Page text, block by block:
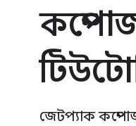
জেটপ্যাক